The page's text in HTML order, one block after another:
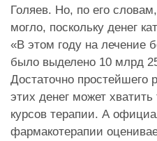
Голяев. Но, по его
могло, поскольку денег
«В этом году на
было выделено 10 млрд
Достаточно простейшего
этих денег может
курсов терапии. А
фармакотерапии